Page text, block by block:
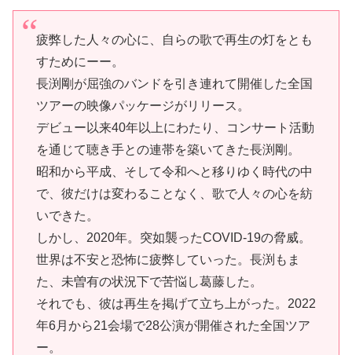
疲弊した人々の心に、自らの歌で再生の灯をとも
すためにーー。
長渕剛が屈強のバンドを引き連れて開催した全国
ツアーの映像パッケージがリリース。
デビュー以来40年以上にわたり、コンサート活動
を通じて聴き手との連帯を築いてきた長渕剛。
昭和から平成、そして令和へと移りゆく時代の中
で、彼だけは変わることなく、歌で人々の心を紡
いできた。
しかし、2020年。突如襲ったCOVID-19の脅威。
世界は不安と恐怖に疲弊していった。長渕もま
た、未曽有の状況下で苦悩し葛藤した。
それでも、彼は再生を掲げて立ち上がった。2022
年6月から21会場で28公演が開催された全国ツア
ー。